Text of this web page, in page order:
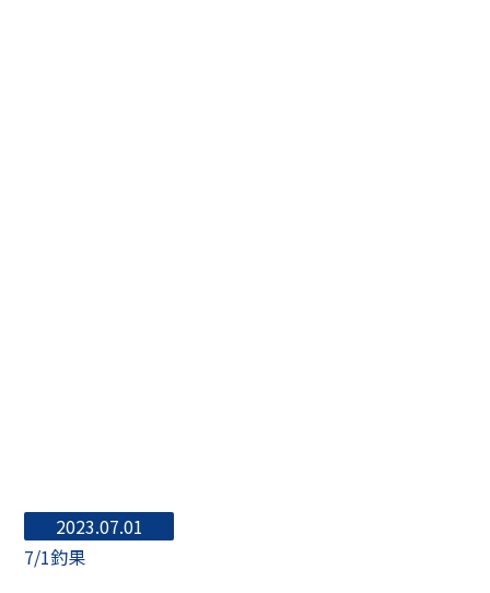
2023.07.01
7/1釣果